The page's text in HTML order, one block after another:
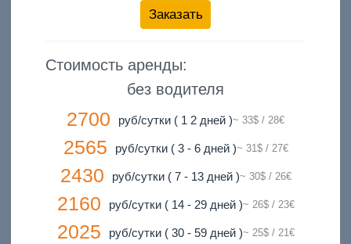
Заказать
Стоимость аренды:
без водителя
2700 руб/сутки ( 1 2 дней )~ 33$ / 28€
2565 руб/сутки ( 3 - 6 дней )~ 31$ / 27€
2430 руб/сутки ( 7 - 13 дней )~ 30$ / 26€
2160 руб/сутки ( 14 - 29 дней )~ 26$ / 23€
2025 руб/сутки ( 30 - 59 дней )~ 25$ / 21€